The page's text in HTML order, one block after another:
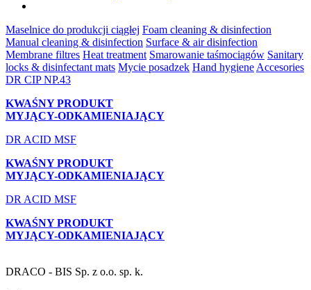
Maselnice do produkcji ciągłej Foam cleaning & disinfection
Manual cleaning & disinfection Surface & air disinfection
Membrane filtres Heat treatment Smarowanie taśmociągów Sanitary
locks & disinfectant mats Mycie posadzek Hand hygiene Accesories
DR CIP NP.43
KWAŚNY PRODUKT
MYJĄCY-ODKAMIENIAJĄCY
DR ACID MSF
KWAŚNY PRODUKT
MYJĄCY-ODKAMIENIAJĄCY
DR ACID MSF
KWAŚNY PRODUKT
MYJĄCY-ODKAMIENIAJĄCY
DRACO - BIS Sp. z o.o. sp. k.